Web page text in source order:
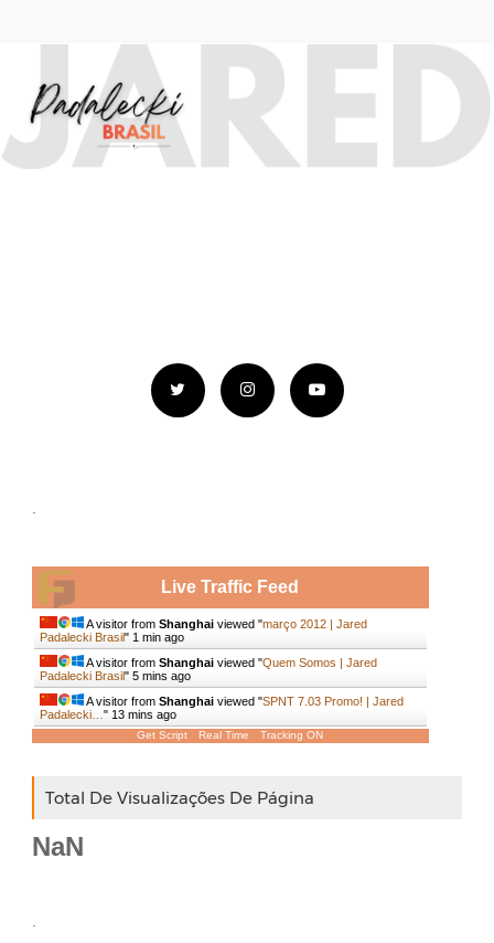
.
Live Traffic Feed
A visitor from Shanghaiviewed "março 2012 | Jared
Padalecki Brasil" 1 min ago
A visitor from Shanghaiviewed "Quem Somos | Jared
Padalecki Brasil" 5 mins ago
A visitor from Shanghaiviewed "SPNT 7.03 Promo! | Jared
Padalecki… " 13 mins ago
Get Script Real Time Tracking ON
Total De Visualizações De Página
NaN
.